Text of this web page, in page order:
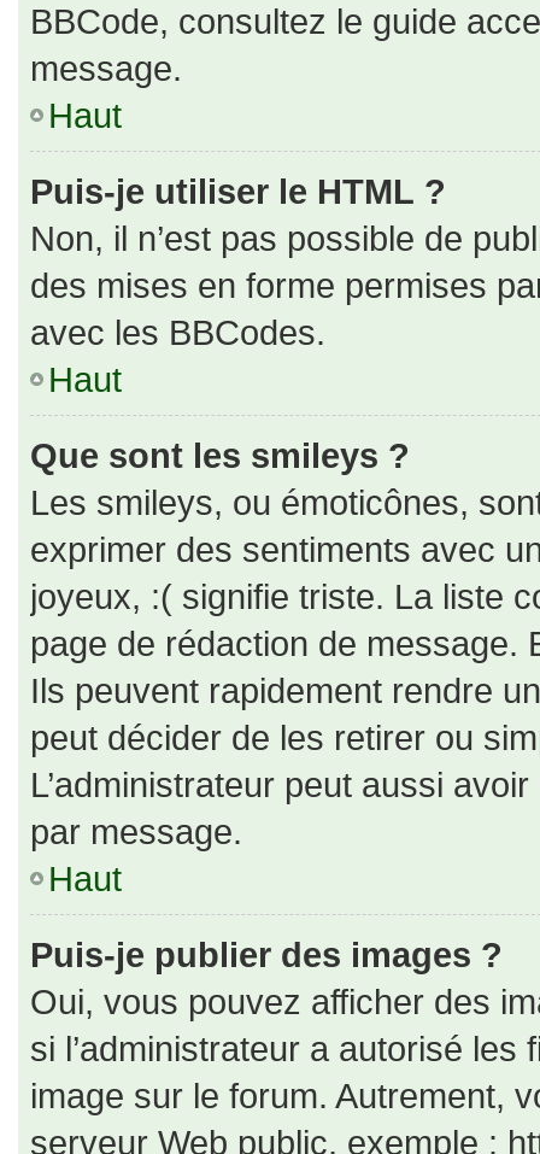
BBCode, consultez le guide
message.
Haut
Puis-je utiliser le HTML ?
Non, il n’est pas possible de
des mises en forme permises
avec les BBCodes.
Haut
Que sont les smileys ?
Les smileys, ou émoticônes,
exprimer des sentiments avec
joyeux, :( signifie triste. La liste
page de rédaction de message.
Ils peuvent rapidement rendre
peut décider de les retirer ou
L’administrateur peut aussi
par message.
Haut
Puis-je publier des images ?
Oui, vous pouvez afficher des
si l’administrateur a autorisé
image sur le forum. Autrement,
serveur Web public, exemple :